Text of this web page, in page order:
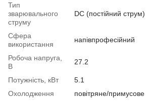
Тип
зварювального
струму
DC (постійний струм)
Сфера
використання
напівпрофесійний
Робоча напруга,
В
27.2
Потужність, кВт
5.1
Охолодження
повітряне/примусове